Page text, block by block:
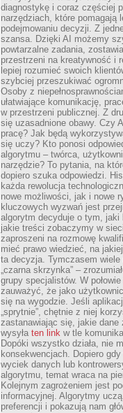
diagnostykę i coraz częściej
narzędziach, które pomagają
podejmowaniu decyzji. Z
szansa. Dzięki AI możemy
powtarzalne zadania,
przestrzeni na kreatywność i
lepiej rozumieć swoich
szybciej przeszukiwać
Osoby z
ułatwiające komunikację,
w przestrzeni publicznej. Z
się uzasadnione obawy. Czy
pracę? Jak będą
się uczy? Kto ponosi
algorytmu – twórca,
narzędzie? To pytania, na
dopiero szuka odpowiedzi.
każda rewolucja
nowe możliwości, jak i nowe
kluczowych wyzwań jest
algorytm decyduje o tym, jaki
jakie treści zobaczymy w
zaproszeni na rozmowę
mieć prawo wiedzieć, na
ta decyzja. Tymczasem wiele
„czarna skrzynka” –
grupy specjalistów. W
zauważyć, że jako
się na wygodzie. Jeśli
„sprytnie”, chętnie z niej
zastanawiając się, jakie dane
wysyła ten link w tle
Dopóki wszystko działa, nie
konsekwencjach. Dopiero
wyciek danych lub
algorytmu, temat wraca na
Kolejnym zagrożeniem jest
informacyjnej. Algorytmy
preferencji i pokazują nam